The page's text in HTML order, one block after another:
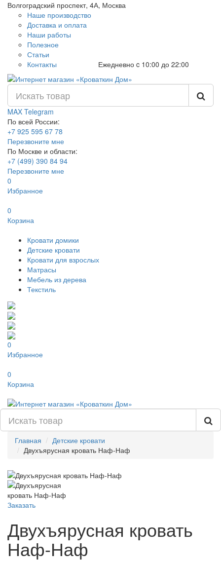
Волгоградский проспект, 4А, Москва
Наше производство
Доставка и оплата
Наши работы
Полезное
Статьи
Контакты
Ежедневно c 10:00 до 22:00
MAX Telegram
По всей России:
+7 925 595 67 78
Перезвоните мне
По Москве и области:
+7 (499) 390 84 94
Перезвоните мне
0
Избранное
0
Корзина
Кровати домики
Детские кровати
Кровати для взрослых
Матрасы
Мебель из дерева
Текстиль
0
Избранное
0
Корзина
Главная
Детские кровати
Двухъярусная кровать Наф-Наф
Заказать
Двухъярусная кровать
Наф-Наф